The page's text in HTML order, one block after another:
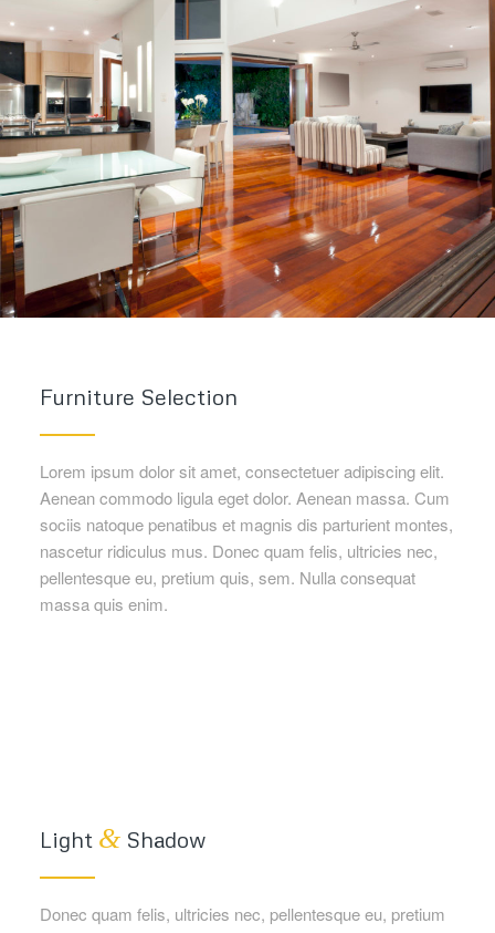
Furniture Selection
Lorem ipsum dolor sit amet, consectetuer adipiscing elit.
Aenean commodo ligula eget dolor. Aenean massa. Cum
sociis natoque penatibus et magnis dis parturient montes,
nascetur ridiculus mus. Donec quam felis, ultricies nec,
pellentesque eu, pretium quis, sem. Nulla consequat
massa quis enim.
Light &Shadow
Donec quam felis, ultricies nec, pellentesque eu, pretium